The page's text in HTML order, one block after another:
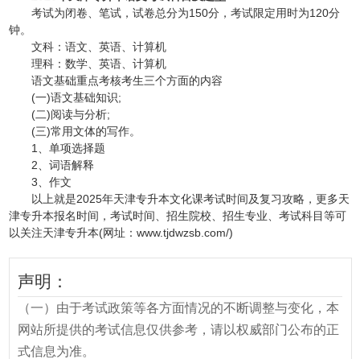
考试为闭卷、笔试，试卷总分为150分，考试限定用时为120分
钟。
文科：语文、英语、计算机
理科：数学、英语、计算机
语文基础重点考核考生三个方面的内容
(一)语文基础知识;
(二)阅读与分析;
(三)常用文体的写作。
1、单项选择题
2、词语解释
3、作文
以上就是2025年天津专升本文化课考试时间及复习攻略，更多天
津专升本报名时间，考试时间、招生院校、招生专业、考试科目等可
以关注天津专升本(网址：www.tjdwzsb.com/)
声明：
（一）由于考试政策等各方面情况的不断调整与变化，本
网站所提供的考试信息仅供参考，请以权威部门公布的正
式信息为准。